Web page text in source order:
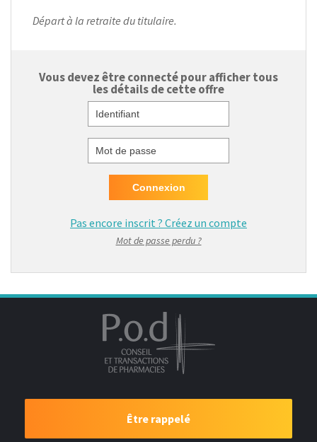
Départ à la retraite du titulaire.
Vous devez être connecté pour afficher tous
les détails de cette offre
Identifiant
Mot de passe
Pas encore inscrit ? Créez un compte
Mot de passe perdu ?
Être rappelé